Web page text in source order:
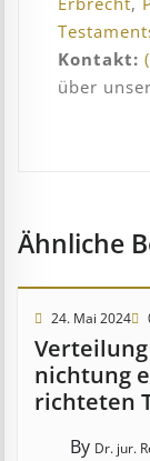
Kontakt:
über unser
Ähnliche
24. Mai 2024
nicht­ung
richt­et­en
By Dr. jur.